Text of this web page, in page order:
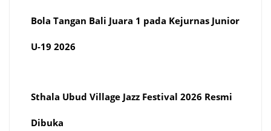
Bola Tangan Bali Juara 1 pada Kejurnas Junior
U-19 2026
Sthala Ubud Village Jazz Festival 2026 Resmi
Dibuka